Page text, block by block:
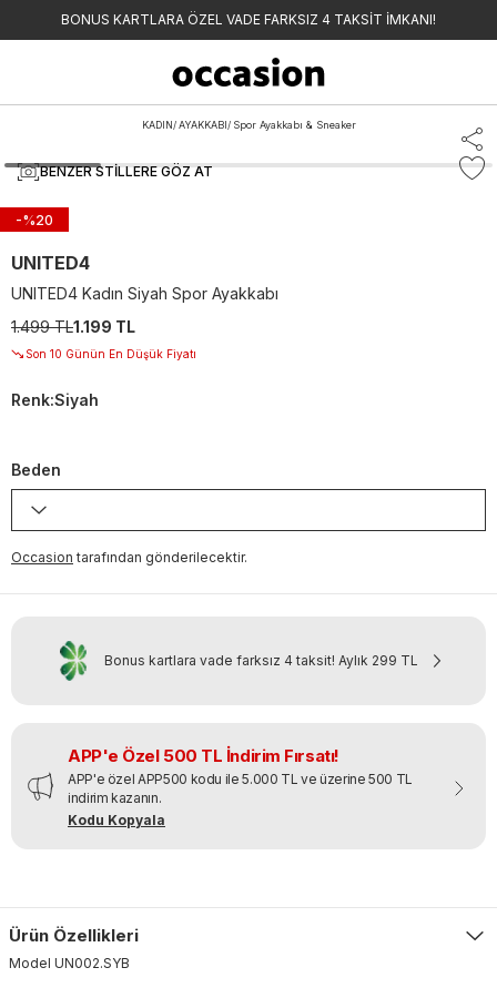
BONUS KARTLARA ÖZEL VADE FARKSIZ 4 TAKSİT İMKANI!
KADIN/ AYAKKABI/ Spor Ayakkabı & Sneaker
BENZER STILLERE GÖZ AT
-%20
UNITED4
UNITED4 Kadın Siyah Spor Ayakkabı
1.499 TL1.199 TL
Son 10 Günün En Düşük Fiyatı
Renk:Siyah
Beden
Occasion tarafından gönderilecektir.
Bonus kartlara vade farksız 4 taksit! Aylık 299 TL
APP'e Özel 500 TL İndirim Fırsatı!
APP'e özel APP500 kodu ile 5.000 TL ve üzerine 500 TL
indirim kazanın.
Kodu Kopyala
Ürün Özellikleri
Model UN002.SYB